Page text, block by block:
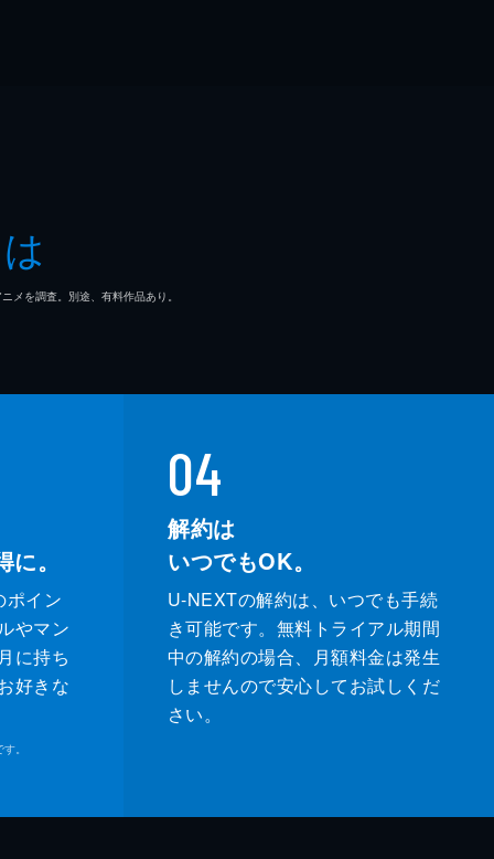
を調査。別途、有料作品あり。
。
ポイン
やマン
に持ち
好きな
。
04
解約は
いつでもOK。
U-NEXTの解約は、いつでも手続
き可能です。無料トライアル期間
中の解約の場合、月額料金は発生
しませんので安心してお試しくだ
さい。